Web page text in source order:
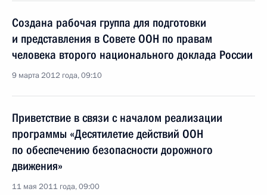
Создана рабочая группа для подготовки
и представления в Совете ООН по правам
человека второго национального доклада России
9 марта 2012 года, 09:10
Приветствие в связи с началом реализации
программы «Десятилетие действий ООН
по обеспечению безопасности дорожного
движения»
11 мая 2011 года, 09:00